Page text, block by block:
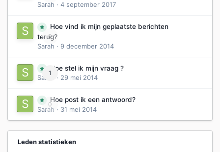
Sarah · 4 september 2017
0
Hoe vind ik mijn geplaatste berichten
terug?
Sarah · 9 december 2014
1
Hoe stel ik mijn vraag ?
Sarah
· 29 mei 2014
0
Hoe post ik een antwoord?
Sarah · 31 mei 2014
Leden statistieken